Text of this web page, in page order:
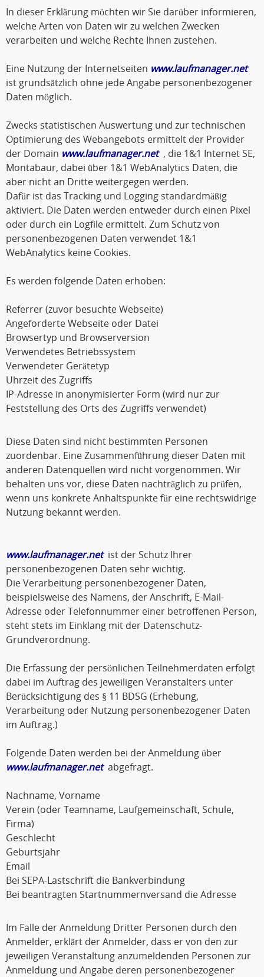
In dieser Erklärung möchten wir Sie darüber informieren,
welche Arten von Daten wir zu welchen Zwecken
verarbeiten und welche Rechte Ihnen zustehen.
Eine Nutzung der Internetseiten www.laufmanager.net
ist grundsätzlich ohne jede Angabe personenbezogener
Daten möglich.
Zwecks statistischen Auswertung und zur technischen
Optimierung des Webangebots ermittelt der Provider
der Domain www.laufmanager.net, die 1&1 Internet SE,
Montabaur, dabei über 1&1 WebAnalytics Daten, die
aber nicht an Dritte weitergegen werden.
Dafür ist das Tracking und Logging standardmäßig
aktiviert. Die Daten werden entweder durch einen Pixel
oder durch ein Logfile ermittelt. Zum Schutz von
personenbezogenen Daten verwendet 1&1
WebAnalytics keine Cookies.
Es werden folgende Daten erhoben:
Referrer (zuvor besuchte Webseite)
Angeforderte Webseite oder Datei
Browsertyp und Browserversion
Verwendetes Betriebssystem
Verwendeter Gerätetyp
Uhrzeit des Zugriffs
IP-Adresse in anonymisierter Form (wird nur zur
Feststellung des Orts des Zugriffs verwendet)
Diese Daten sind nicht bestimmten Personen
zuordenbar. Eine Zusammenführung dieser Daten mit
anderen Datenquellen wird nicht vorgenommen. Wir
behalten uns vor, diese Daten nachträglich zu prüfen,
wenn uns konkrete Anhaltspunkte für eine rechtswidrige
Nutzung bekannt werden.
www.laufmanager.netist der Schutz Ihrer
personenbezogenen Daten sehr wichtig.
Die Verarbeitung personenbezogener Daten,
beispielsweise des Namens, der Anschrift, E-Mail-
Adresse oder Telefonnummer einer betroffenen Person,
steht stets im Einklang mit der Datenschutz-
Grundverordnung.
Die Erfassung der persönlichen Teilnehmerdaten erfolgt
dabei im Auftrag des jeweiligen Veranstalters unter
Berücksichtigung des § 11 BDSG (Erhebung,
Verarbeitung oder Nutzung personenbezogener Daten
im Auftrag.)
Folgende Daten werden bei der Anmeldung über
www.laufmanager.netabgefragt.
Nachname, Vorname
Verein (oder Teamname, Laufgemeinschaft, Schule,
Firma)
Geschlecht
Geburtsjahr
Email
Bei SEPA-Lastschrift die Bankverbindung
Bei beantragten Startnummernversand die Adresse
Im Falle der Anmeldung Dritter Personen durch den
Anmelder, erklärt der Anmelder, dass er von den zur
jeweiligen Veranstaltung anzumeldenden Personen zur
Anmeldung und Angabe deren personenbezogener